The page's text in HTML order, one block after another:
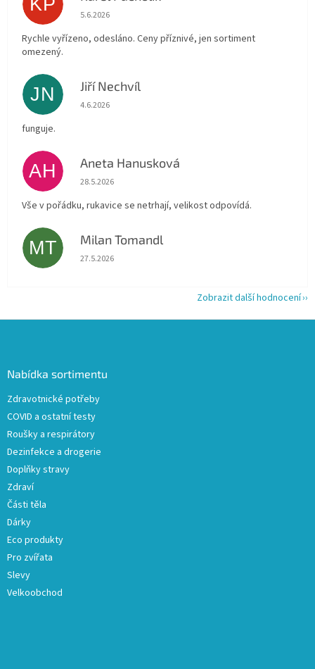
KP Hodnocení obchodu je 4 z 5 hvězdiček.
5.6.2026
Rychle vyřízeno, odesláno. Ceny příznivé, jen sortiment
omezený.
JN Jiří Nechvíl
Hodnocení obchodu je 5 z 5 hvězdiček.
4.6.2026
funguje.
AH Aneta Hanusková
Hodnocení obchodu je 5 z 5 hvězdiček.
28.5.2026
Vše v pořádku, rukavice se netrhají, velikost odpovídá.
MT Milan Tomandl
Hodnocení obchodu je 5 z 5 hvězdiček.
27.5.2026
Zobrazit další hodnocení
Nabídka sortimentu
Zdravotnické potřeby
COVID a ostatní testy
Roušky a respirátory
Dezinfekce a drogerie
Doplňky stravy
Zdraví
Části těla
Dárky
Eco produkty
Pro zvířata
Slevy
Velkoobchod